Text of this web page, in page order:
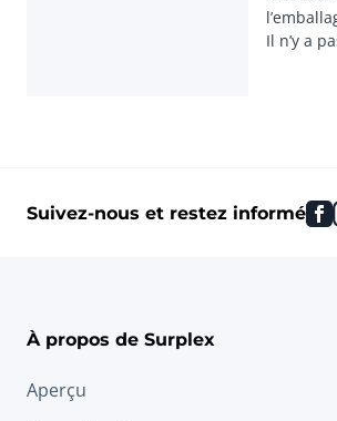
Il n’y a
Suivez-nous et restez informé
À propos de Surplex
Aperçu